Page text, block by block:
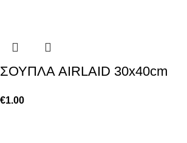
ΣΟΥΠΛΑ AIRLAID 30x40cm
€1.00